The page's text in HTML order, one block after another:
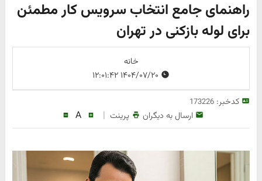
راهنمای جامع انتخاب سرویس کار مطمئن
برای لوله بازکنی در تهران
خانه
کدخبر:173226
ارسال به دیگران پرینت |
A